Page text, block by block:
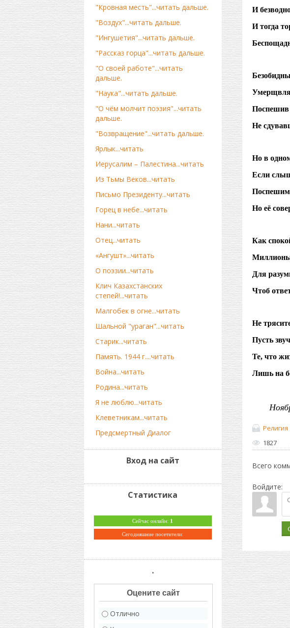
И
И тогда
Не
Но в
Если
Поспешим
Но её
Как
Миллионы
Для
Чтоб
Не
Пусть
Те, что
Лишь на
Религия
1827
Всего
Войдите:
"Кровная месть"...читать дальше.
"Воздух"...читать дальше.
"Ингушетия"...читать дальше.
"Рассказ горца"...читать дальше.
"О своей работе"...читать
дальше.
"Наука"...читать дальше.
"О чём молчит поэзия"...читать
дальше.
"Возвращение"...читать дальше.
Ярлык...читать
Иерусалим – Палестина...читать
Из Тьмы Веков...читать
Письмо Президенту...читать
Горец в небе...читать
Нани...читать
Отец...читать
«Ангушт»...читать
О поэзии...читать
Клич Казахстанских
степей!...читать
Малгобек в огне...читать
Шальной "ураган"...читать
Старик...читать
Память. 1944 г....читать
Война...читать
Родина...читать
Я не люблю...читать
Клеветникам...читать
Предсмертный Диалог
Вход на сайт
Статистика
Сейчас онлайн: 1
Сегодняшние посетители:
.
Оцените сайт
Отлично